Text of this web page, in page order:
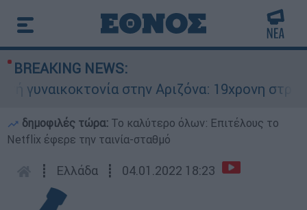
BREAKING NEWS:
στην Αριζόνα: 19χρονη
δημοφιλές τώρα: Το καλύτερο όλων: Επιτέλους το
Netflix έφερε την ταινία-σταθμό
┋ Ελλάδα ┋ 04.01.2022 18:23